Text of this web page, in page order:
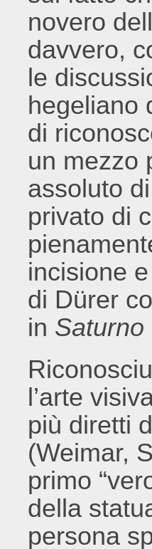
novero
davvero,
le
hegeliano
di
un mezzo
assoluto
privato di
incisione
di Dürer
in
l’arte
più diretti
(Weimar,
primo
della
persona